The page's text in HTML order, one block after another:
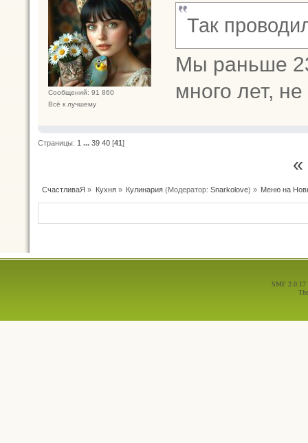
Сообщений: 91 860
Всё к лучшему
Так
Мы раньше
много лет,
Страницы: 1 ... 39 40 [41]
СчастливаЯ » Кухня» Кулинария(Модератор: Snarkolove) » Меню на
SMF 2.0.17